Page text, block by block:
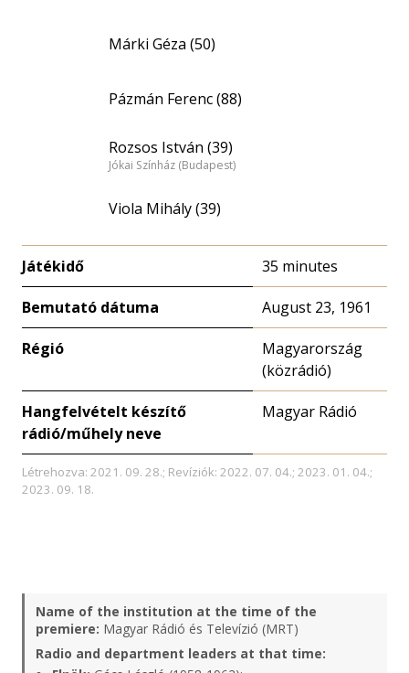
Márki Géza (50)
Pázmán Ferenc (88)
Rozsos István (39)
Jókai Színház (Budapest)
Viola Mihály (39)
Játékidő 35 minutes
Bemutató dátuma August 23, 1961
Régió
Magyarország
(közrádió)
Hangfelvételt készítő
rádió/műhely neve
Magyar Rádió
Létrehozva: 2021. 09. 28.; Revíziók: 2022. 07. 04.; 2023. 01. 04.;
2023. 09. 18.
Name of the institution at the time of the
premiere: Magyar Rádió és Televízió (MRT)
Radio and department leaders at that time: